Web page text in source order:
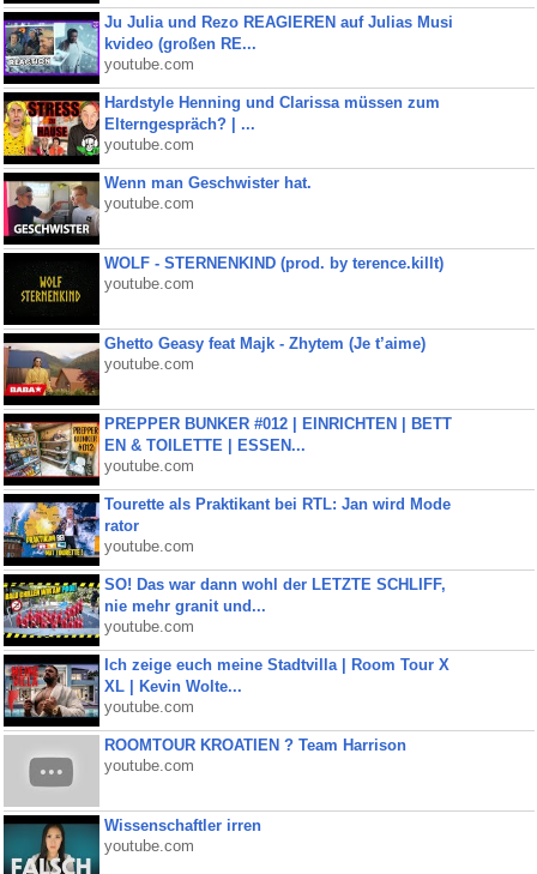
Ju Julia und Rezo REAGIEREN auf Julias Musi
kvideo (großen RE...
youtube.com
Hardstyle Henning und Clarissa müssen zum
Elterngespräch? | ...
youtube.com
Wenn man Geschwister hat.
youtube.com
WOLF - STERNENKIND (prod. by terence.killt)
youtube.com
Ghetto Geasy feat Majk - Zhytem (Je t’aime)
youtube.com
PREPPER BUNKER #012 | EINRICHTEN | BETT
EN & TOILETTE | ESSEN...
youtube.com
Tourette als Praktikant bei RTL: Jan wird Mode
rator
youtube.com
SO! Das war dann wohl der LETZTE SCHLIFF,
nie mehr granit und...
youtube.com
Ich zeige euch meine Stadtvilla | Room Tour X
XL | Kevin Wolte...
youtube.com
ROOMTOUR KROATIEN ? Team Harrison
youtube.com
Wissenschaftler irren
youtube.com